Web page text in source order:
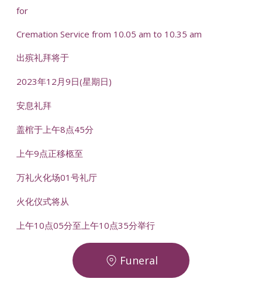
for
Cremation Service from 10.05 am to 10.35 am
出殡礼拜将于
2023年12月9日(星期日)
安息礼拜
盖棺于上午8点45分
上午9点正移柩至
万礼火化场01号礼厅
火化仪式将从
上午10点05分至上午10点35分举行
Funeral